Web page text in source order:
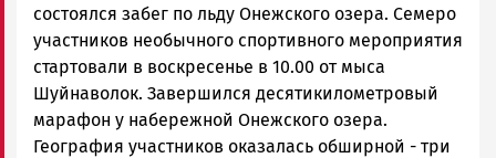
|
Петрозаводск
ГОВОРИТ
состоялся забег по льду Онежского озера. Семеро
участников необычного спортивного мероприятия
стартовали в воскресенье в 10.00 от мыса
Шуйнаволок. Завершился десятикилометровый
марафон у набережной Онежского озера.
География участников оказалась обширной - три